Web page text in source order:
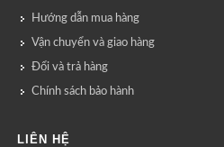
Hướng dẫn mua hàng
Vận chuyển và giao hàng
Đổi và trả hàng
Chính sách bảo hành
LIÊN HỆ